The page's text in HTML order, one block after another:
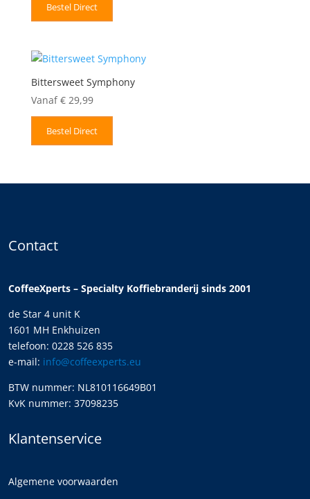
Bestel Direct
Bittersweet Symphony
Vanaf €29,99
Bestel Direct
Contact
CoffeeXperts – Specialty Koffiebranderij sinds 2001
de Star 4 unit K
1601 MH Enkhuizen
telefoon: 0228 526 835
e-mail: info@coffeexperts.eu
BTW nummer: NL810116649B01
KvK nummer: 37098235
Klantenservice
Algemene voorwaarden